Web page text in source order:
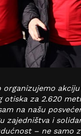
za 2.620
na našu
zajedništva i
– ne samo